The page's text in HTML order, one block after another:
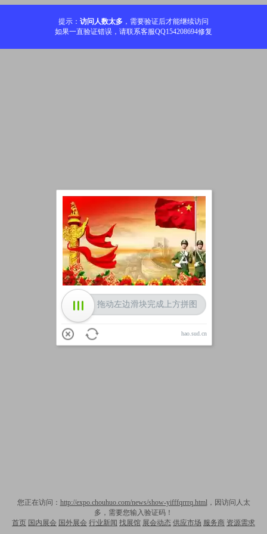
提示： 访问人数太多 ，需要验证后才能继续访问
如果一直验证错误，请联系客服QQ154208694修复
您正在访问： http://expo.chouhuo.com/news/show-yifffqrrrq.html，因访问人太
多，需要您输入验证码！
首页 国内展会 国外展会 行业新闻 找展馆 展会动态 供应市场 服务商 资源需求
加载中
拖动左边滑块完成上方拼图
hao.sud.cn